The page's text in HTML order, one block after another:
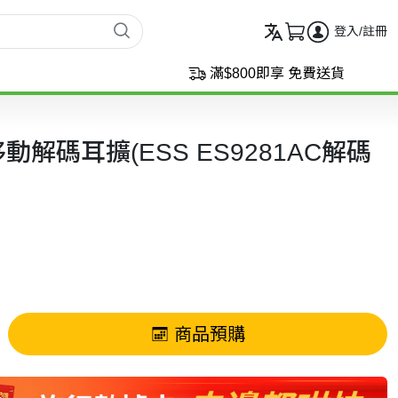
登入/註冊
滿$800即享 免費送貨
解碼耳擴(ESS ES9281AC解碼
商品預購